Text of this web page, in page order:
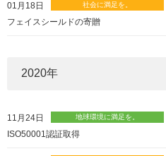
01月18日
フェイスシールドの寄贈
2020年
11月24日
ISO50001認証取得